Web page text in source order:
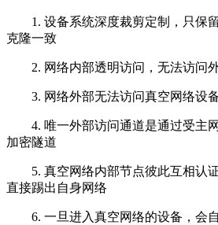
1. 设备系统深度裁剪定制，只保
克隆一致
2. 网络内部透明访问，无法访问
3. 网络外部无法访问真空网络设
4. 唯一外部访问通道是通过受主
加密隧道
5. 真空网络内部节点彼此互相认
直接踢出自身网络
6. 一旦进入真空网络的设备，会